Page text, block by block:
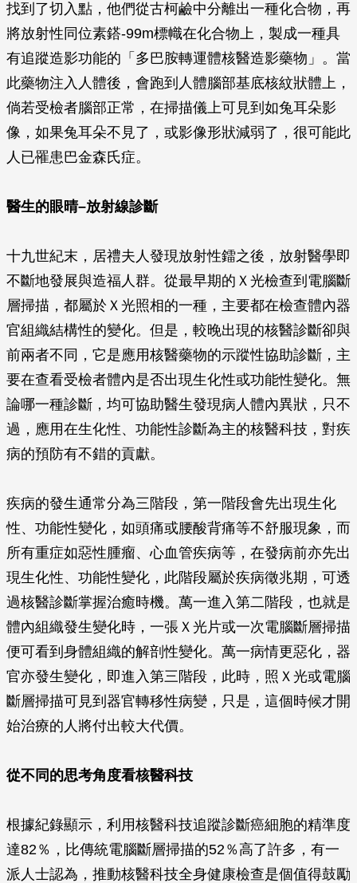
找到了切入點，他們從古柯鹼中分離出一種化合物，再
將放射性同位素鎝-99m標幟在化合物上，製成一種具
有追蹤造影功能的「多巴胺轉運體核醫造影藥物」。當
此藥物注入人體後，會跑到人體腦部基底核紋狀體上，
倘若受檢者腦部正常，在掃描儀上可見到如兔耳朵影
像，如果兔耳朵不見了，或影像形狀減弱了，很可能此
人已罹患巴金森氏症。
醫生的眼晴–放射線診斷
十九世紀末，居禮夫人發現放射性鐳之後，放射醫學即
不斷地發展與造福人群。從最早期的Ｘ光檢查到電腦斷
層掃描，都屬於Ｘ光照相的一種，主要都在檢查體內器
官組織結構性的變化。但是，較晚出現的核醫診斷卻與
前兩者不同，它是應用核醫藥物的示蹤性協助診斷，主
要在查看受檢者體內是否出現生化性或功能性變化。無
論哪一種診斷，均可協助醫生發現病人體內異狀，只不
過，應用在生化性、功能性診斷為主的核醫科技，對疾
病的預防有不錯的貢獻。
疾病的發生通常分為三階段，第一階段會先出現生化
性、功能性變化，如頭痛或腰酸背痛等不舒服現象，而
所有重症如惡性腫瘤、心血管疾病等，在發病前亦先出
現生化性、功能性變化，此階段屬於疾病徵兆期，可透
過核醫診斷掌握治癒時機。萬一進入第二階段，也就是
體內組織發生變化時，一張Ｘ光片或一次電腦斷層掃描
便可看到身體組織的解剖性變化。萬一病情更惡化，器
官亦發生變化，即進入第三階段，此時，照Ｘ光或電腦
斷層掃描可見到器官轉移性病變，只是，這個時候才開
始治療的人將付出較大代價。
從不同的思考角度看核醫科技
根據紀錄顯示，利用核醫科技追蹤診斷癌細胞的精準度
達82％，比傳統電腦斷層掃描的52％高了許多，有一
派人士認為，推動核醫科技全身健康檢查是個值得鼓勵